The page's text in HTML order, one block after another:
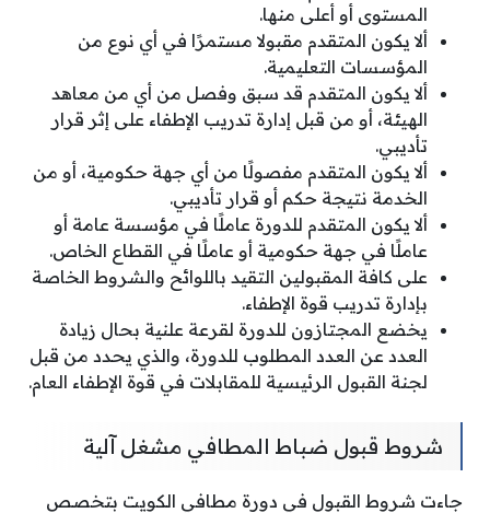
المستوى أو أعلى منها.
ألا يكون المتقدم مقبولا مستمرًا في أي نوع من
المؤسسات التعليمية.
ألا يكون المتقدم قد سبق وفصل من أي من معاهد
الهيئة، أو من قبل إدارة تدريب الإطفاء على إثر قرار
تأديبي.
ألا يكون المتقدم مفصولًا من أي جهة حكومية، أو من
الخدمة نتيجة حكم أو قرار تأديبي.
ألا يكون المتقدم للدورة عاملًا في مؤسسة عامة أو
عاملًا في جهة حكومية أو عاملًا في القطاع الخاص.
على كافة المقبولين التقيد باللوائح والشروط الخاصة
بإدارة تدريب قوة الإطفاء.
يخضع المجتازون للدورة لقرعة علنية بحال زيادة
العدد عن العدد المطلوب للدورة، والذي يحدد من قبل
لجنة القبول الرئيسية للمقابلات في قوة الإطفاء العام.
شروط قبول ضباط المطافي مشغل آلية
جاءت شروط القبول في دورة مطافي الكويت بتخصص